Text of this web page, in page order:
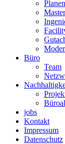
Büro
Team
jobs
Kontakt
Impressum
Datenschutz